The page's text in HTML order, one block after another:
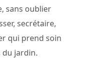
sans oublier
secrétaire,
qui prend soin
du jardin.